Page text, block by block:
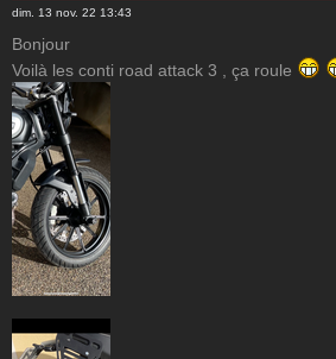
dim. 13 nov. 22 13:43
Bonjour
Voilà les conti road attack 3 , ça roule